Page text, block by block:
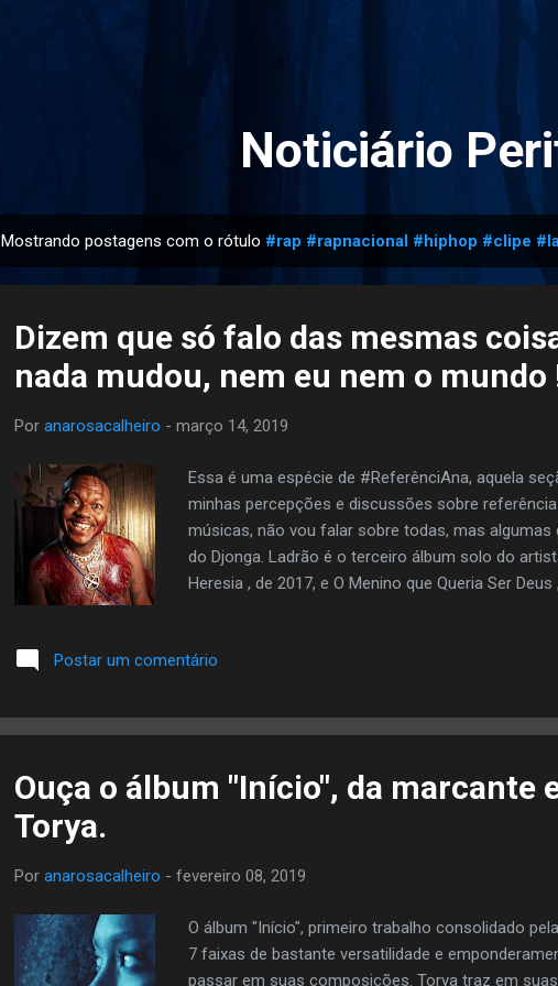
Noticiário
Mostrando postagens com o rótulo #rap #rapnacional #hiphop #clipe
Dizem que só falo das mesmas
nada mudou, nem eu nem o mundo
Por anarosacalheiro - março 14, 2019
Essa é uma espécie de #ReferênciAna, aquela
minhas percepções e discussões sobre
músicas, não vou falar sobre todas, mas
do Djonga. Ladrão é o terceiro álbum solo do
Heresia , de 2017, e O Menino que Queria Ser
eu não gostei, pois pareciam o mesmo disco,
mais com uma auto-reflexão pensando alto pra
percepção, não prejudicaram o disco como um
Postar um comentário
Ouça o álbum "Início", da marcante
Torya.
Por anarosacalheiro - fevereiro 08, 2019
O álbum "Início", primeiro trabalho consolidado
7 faixas de bastante versatilidade e
passar em suas composições. Torya traz em